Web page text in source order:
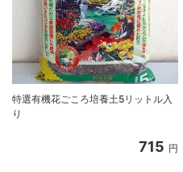
特選有機花ごころ培養土5リットル入
り
715 円